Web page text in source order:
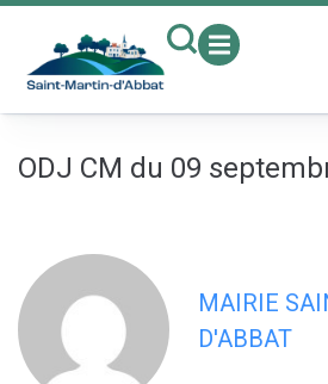
ODJ CM du 09
MAIRIE
D'ABBAT